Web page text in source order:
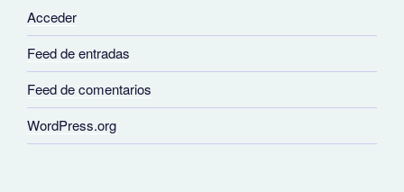
Acceder
Feed de entradas
Feed de comentarios
WordPress.org